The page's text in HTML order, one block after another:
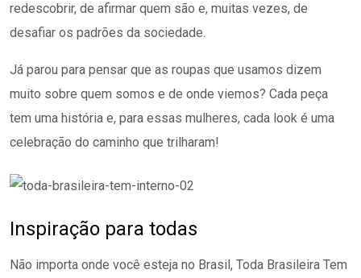
redescobrir, de afirmar quem são e, muitas vezes, de
desafiar os padrões da sociedade.
Já parou para pensar que as roupas que usamos dizem
muito sobre quem somos e de onde viemos? Cada peça
tem uma história e, para essas mulheres, cada look é uma
celebração do caminho que trilharam!
Inspiração para todas
Não importa onde você esteja no Brasil, Toda Brasileira Tem